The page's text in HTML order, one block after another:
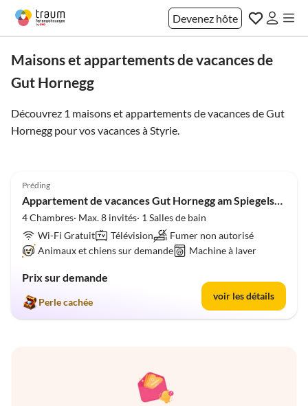
Devenez hôte
Maisons et appartements de vacances de
Gut Hornegg
Découvrez 1 maisons et appartements de vacances de Gut
Hornegg pour vos vacances àStyrie.
Préding
Appartement de vacances Gut Hornegg am Spiegelsee - Bonne Luise
4 Chambres· Max. 8 invités· 1 Salles de bain
Wi-Fi Gratuit
Télévision
Fumer non autorisé
Animaux et chiens sur demande
Machine à laver
Prix sur demande
Perle cachée
voir les détails